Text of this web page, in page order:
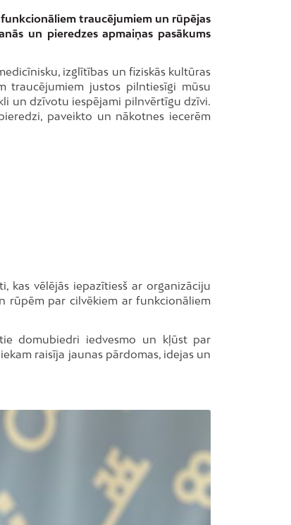
traucējumiem un rūpējas
un pieredzes apmaiņas pasākums
izglītības un fiziskās kultūras
traucējumiem justos pilntiesīgi mūsu
un dzīvotu iespējami pilnvērtīgu dzīvi.
paveikto un nākotnes iecerēm
kas vēlējās iepazītiesš ar organizāciju
rūpēm par cilvēkiem ar funkcionāliem
domubiedri iedvesmo un kļūst par
raisīja jaunas pārdomas, idejas un